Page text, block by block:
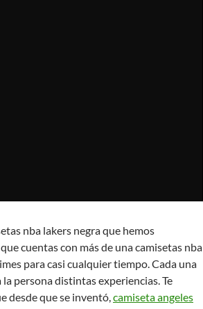
nba lakers negra que hemos
cuentas con más de una camisetas nba
para casi cualquier tiempo. Cada una
persona distintas experiencias. Te
desde que se inventó,camiseta angeles